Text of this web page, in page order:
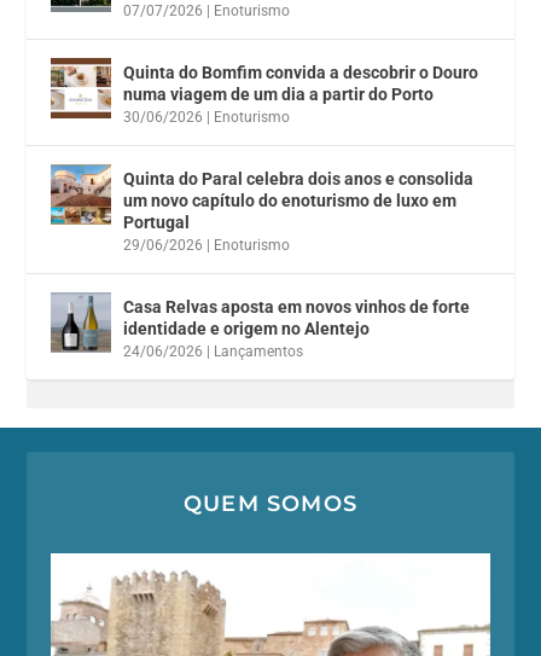
07/07/2026 | Enoturismo
Quinta do Bomfim convida a descobrir o Douro
numa viagem de um dia a partir do Porto
30/06/2026 | Enoturismo
Quinta do Paral celebra dois anos e consolida
um novo capítulo do enoturismo de luxo em
Portugal
29/06/2026 | Enoturismo
Casa Relvas aposta em novos vinhos de forte
identidade e origem no Alentejo
24/06/2026 | Lançamentos
QUEM SOMOS